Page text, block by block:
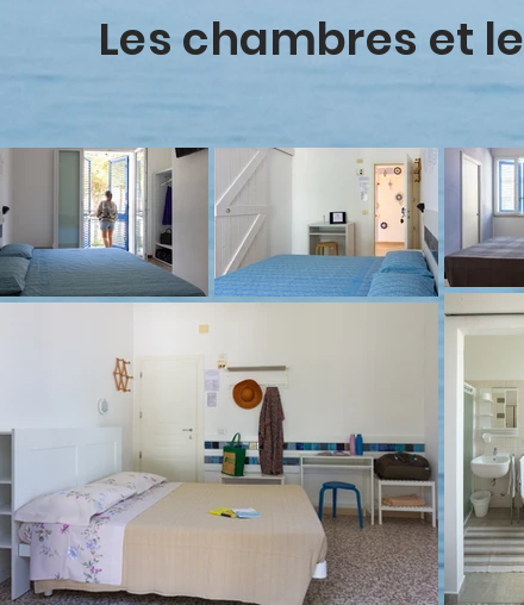
Les chambres et